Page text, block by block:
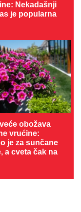
Nekadašnji
je popularna
obožava
vrućine:
je za sunčane
a cveta čak na